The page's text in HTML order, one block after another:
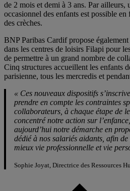
de 2 mois et demi à 3 ans. Par ailleurs,
occasionnel des enfants est possible
des crèches.
BNP Paribas Cardif propose
dans les centres de loisirs Filapi pour
de permettre à un grand nombre de
Cinq structures accueillent les enfants
parisienne, tous les mercredis et
« Ces nouveaux dispositifs
prendre en compte les contraintes
collaborateurs, à chaque étape de
concentré notre action sur
aujourd’hui notre démarche en
dédié à nos salariés aidants, afin
mieux vie professionnelle et vie
Sophie Joyat, Directrice des Ressources